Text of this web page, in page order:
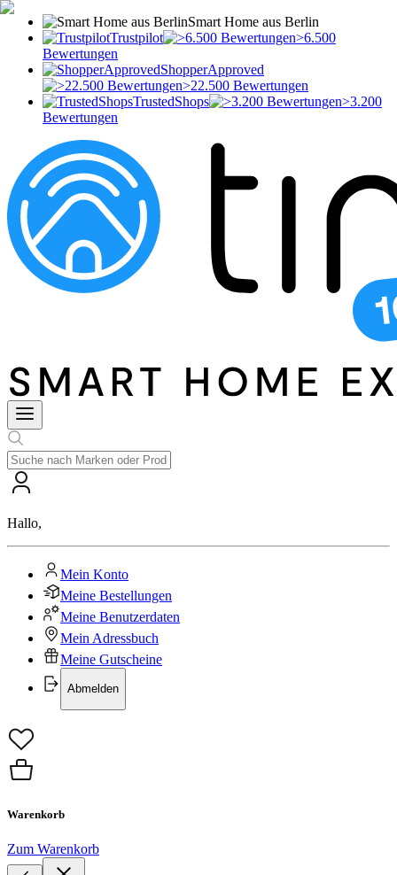
Smart Home aus Berlin
Trustpilot
>6.500
Bewertungen
ShopperApproved
>22.500 Bewertungen
TrustedShops
>3.200
Bewertungen
Hallo,
Mein Konto
Meine Bestellungen
Meine Benutzerdaten
Mein Adressbuch
Meine Gutscheine
Abmelden
Warenkorb
Zum Warenkorb